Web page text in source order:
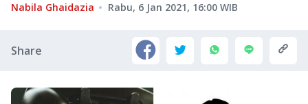
Nabila Ghaidazia Rabu, 6 Jan 2021, 16:00 WIB
Share